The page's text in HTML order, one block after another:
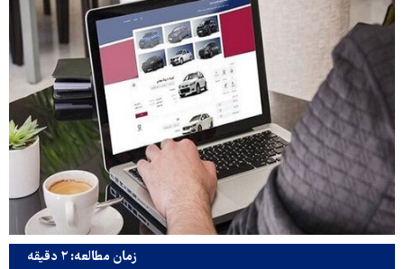
زمان مطالعه: ۲ دقیقه